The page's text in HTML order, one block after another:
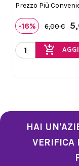
Prezzo Più
-16% 6,00 €
add_shopping_cart
HAI
VERIFICA